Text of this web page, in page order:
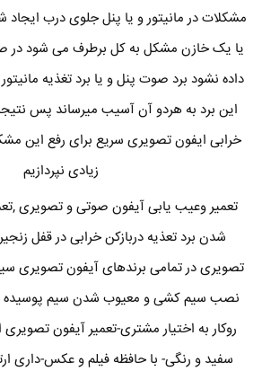
مشکلات در مانیتور و یا پنل جلوی درب
یا یک خازن مشکل به کل برطرف می شود در
داده نشود برد صوت پنل و یا برد تغذیه
این برد به هردو آن آسیب میرساند پس
خرابی ایفون تصویری سریع برای رفع این
زیادی نپردازیم
تعمیر وعیب یابی آیفون صوتی و تصویری
شدن برد تعذیه دربازکن خرابی در قفل
تصویری در تمامی برندهای آیفون تصویری
نصب سیم کشی و معیوب شدن سیم پوسیده و
روکار به اختیار مشتری-تعمیر آیفون
سفید و رنگی- با حافظه فیلم و عکس-داری